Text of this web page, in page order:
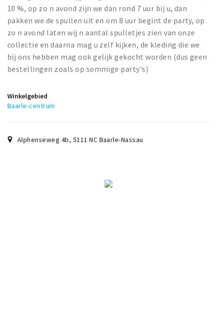
Privacy
Inloggen
10 %, op zo n avond zijn we dan rond 7 uur bij u, dan
pakken we de spullen uit en om 8 uur begint de party, op
zo n avond laten wij n aantal spulletjes zien van onze
collectie en daarna mag u zelf kijken, de kleding die we
bij ons hebben mag ook gelijk gekocht worden (dus geen
bestellingen zoals op sommige party's)
Winkelgebied
Baarle-centrum
Alphenseweg 4b, 5111 NC Baarle-Nassau